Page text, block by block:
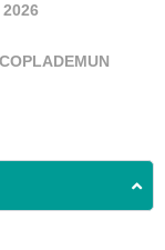
2026
COPLADEMUN